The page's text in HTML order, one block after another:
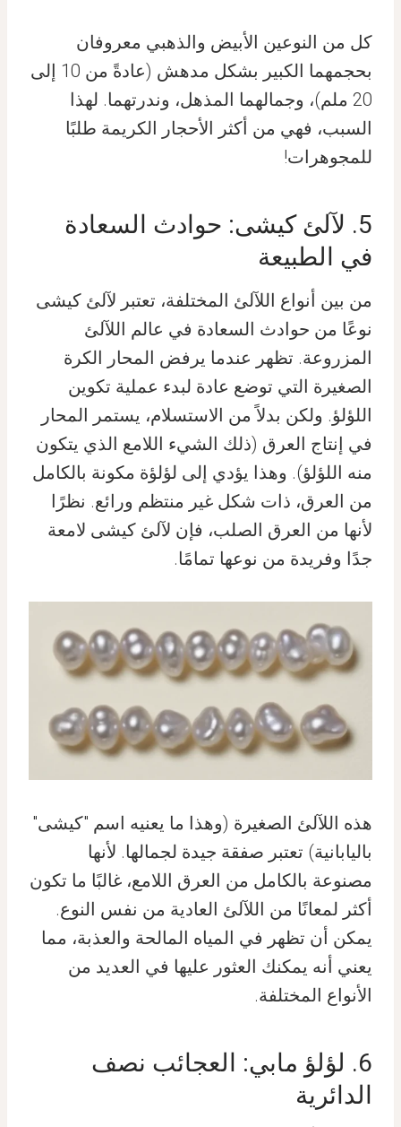
كل من النوعين الأبيض والذهبي معروفان
بحجمهما الكبير بشكل مدهش (عادةً من 10 إلى
20 ملم)، وجمالهما المذهل، وندرتهما. لهذا
السبب، فهي من أكثر الأحجار الكريمة طلبًا
للمجوهرات!
5. لآلئ كيشى: حوادث السعادة
في الطبيعة
من بين أنواع اللآلئ المختلفة، تعتبر لآلئ كيشى
نوعًا من حوادث السعادة في عالم اللآلئ
المزروعة. تظهر عندما يرفض المحار الكرة
الصغيرة التي توضع عادة لبدء عملية تكوين
اللؤلؤ. ولكن بدلاً من الاستسلام، يستمر المحار
في إنتاج العرق (ذلك الشيء اللامع الذي يتكون
منه اللؤلؤ). وهذا يؤدي إلى لؤلؤة مكونة بالكامل
من العرق، ذات شكل غير منتظم ورائع. نظرًا
لأنها من العرق الصلب، فإن لآلئ كيشى لامعة
جدًا وفريدة من نوعها تمامًا.
هذه اللآلئ الصغيرة (وهذا ما يعنيه اسم "كيشى"
باليابانية) تعتبر صفقة جيدة لجمالها. لأنها
مصنوعة بالكامل من العرق اللامع، غالبًا ما تكون
أكثر لمعانًا من اللآلئ العادية من نفس النوع.
يمكن أن تظهر في المياه المالحة والعذبة، مما
يعني أنه يمكنك العثور عليها في العديد من
الأنواع المختلفة.
6. لؤلؤ مابي: العجائب نصف
الدائرية